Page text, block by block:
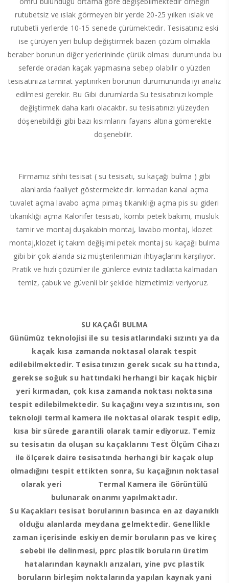
rutubetsiz ve ıslak görmeyen bir yerde 20-25 yılken ıslak ve
rutubetli yerlerde 10-15 senede çürümektedir. Tesisatınız eski
ise çürüyen yeri bulup değiştirmek bazen çözüm olmakla
beraber borunun diğer yerlerininde çürük olması durumunda bu
seferde oradan kaçak yapmasına sebep olabilir o yüzden
tesisatınıza tamirat yaptırırken borunun durumununda iyi analiz
edilmesi gerekir. Bu Gibi durumlarda Su tesisatınızı komple
değiştirmek daha karlı olacaktır. su tesisatınızı yüzeyden
döşenebildiği gibi bazı kısımlarını fayans altına gömerekte
döşenebilir.
Firmamız sıhhi tesisat ( su tesisatı, su kaçağı bulma ) gibi
alanlarda faaliyet göstermektedir. kırmadan kanal açma
tuvalet açma lavabo açma pimaş tıkanıklığı açma pis su gideri
tıkanıklığı açma Kalorifer tesisatı, kombi petek bakımı, musluk
tamir ve montaj duşakabin montaj, lavabo montaj, klozet
montaj,klozet iç takım değişimi petek montaj su kaçağı bulma
gibi bir çok alanda siz müşterilerimizin ihtiyaçlarını karşılıyor.
Pratik ve hızlı çözümler ile günlerce eviniz tadilatta kalmadan
temiz, çabuk ve güvenli bir şekilde hizmetimizi veriyoruz.
SU KAÇAĞI BULMA
Günümüz teknolojisi ile su tesisatlarındaki sızıntı ya da
kaçak kısa zamanda noktasal olarak tespit
edilebilmektedir. Tesisatınızın gerek sıcak su hattında,
gerekse soğuk su hattındaki herhangi bir kaçak hiçbir
yeri kırmadan, çok kısa zamanda noktası noktasına
tespit edilebilmektedir. Su kaçağını veya sızıntısını, son
teknoloji termal kamera ile noktasal olarak tespit edip,
kısa bir sürede garantili olarak tamir ediyoruz. Temiz
su tesisatın da oluşan su kaçaklarını Test Ölçüm Cihazı
ile ölçerek daire tesisatında herhangi bir kaçak olup
olmadığını tespit ettikten sonra, Su kaçağının noktasal
olarak yeri Termal Kamera ile Görüntülü
bulunarak onarımı yapılmaktadır.
Su Kaçakları tesisat borularının basınca en az dayanıklı
olduğu alanlarda meydana gelmektedir. Genellikle
zaman içerisinde eskiyen demir boruların pas ve kireç
sebebi ile delinmesi, pprc plastik boruların üretim
hatalarından kaynaklı arızaları, yine pvc plastik
boruların birleşim noktalarında yapılan kaynak yani